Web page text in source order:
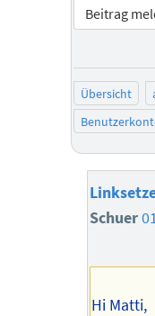
Beitrag
Übersicht
Schuer
Hi Matti,